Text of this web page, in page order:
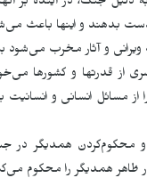
بدهند و اینها باعث
و آثار مخرب می‌شود
از قدرتها و کشورها
مسائل انسانی و انسانیت
و محکوم‌كردن همدیگر در
همدیگر را محکوم